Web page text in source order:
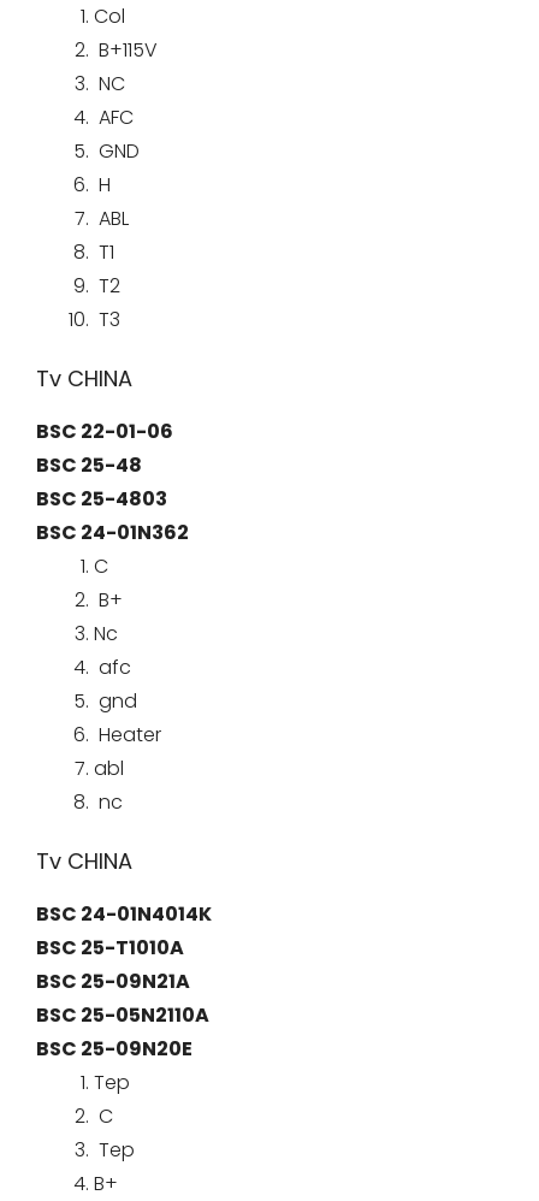
Col
B+115V
NC
AFC
GND
H
ABL
T1
T2
T3
Tv CHINA
BSC 22-01-06
BSC 25-48
BSC 25-4803
BSC 24-01N362
C
B+
Nc
afc
gnd
Heater
abl
nc
Tv CHINA
BSC 24-01N4014K
BSC 25-T1010A
BSC 25-09N21A
BSC 25-05N2110A
BSC 25-09N20E
Tep
C
Tep
B+